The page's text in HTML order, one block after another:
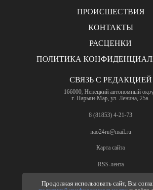
Продолжая использовать сайт, Вы
ПРОИСШЕСТВИЯ
КОНТАКТЫ
РАСЦЕНКИ
ПОЛИТИКА
СВЯЗЬ С РЕДАКЦИЕЙ
166000, Ненецкий автономный
г. Нарьян-Мар, ул. Ленина, 25а.
8 (81853) 4-21-73
nao24ru@mail.ru
Карта сайта
RSS-лента
ПО ВОПРОСАМ